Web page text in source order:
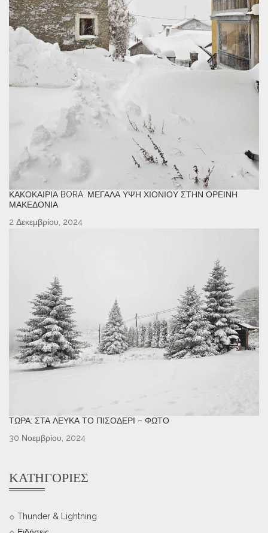
ΚΑΚΟΚΑΙΡΊΑ BORA: ΜΕΓΆΛΑ ΎΨΗ ΧΙΟΝΙΟΎ ΣΤΗΝ ΟΡΕΙΝΉ
ΜΑΚΕΔΟΝΊΑ
2 Δεκεμβρίου, 2024
ΤΏΡΑ: ΣΤΑ ΛΕΥΚΆ ΤΟ ΠΙΣΟΔΈΡΙ – ΦΩΤΌ
30 Νοεμβρίου, 2024
ΚΑΤΗΓΟΡΊΕΣ
Thunder & Lightning